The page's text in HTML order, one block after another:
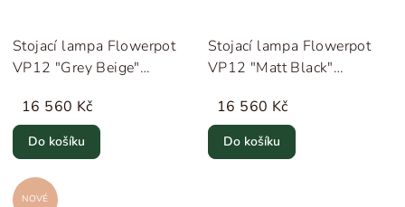
Stojací lampa Flowerpot
VP12 "Grey Beige"
16 560 Kč
Do košíku
Stojací lampa Flowerpot
VP12 "Matt Black"
16 560 Kč
Do košíku
NOVÉ